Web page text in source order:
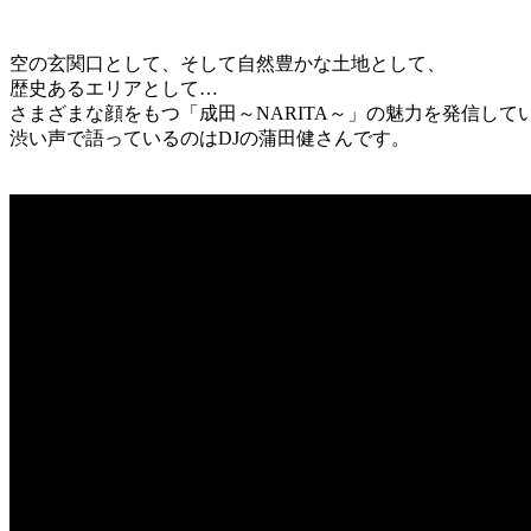
空の玄関口として、そして自然豊かな土地として、
歴史あるエリアとして…
さまざまな顔をもつ「成田～NARITA～」の魅力を発信して
渋い声で語っているのはDJの蒲田健さんです。